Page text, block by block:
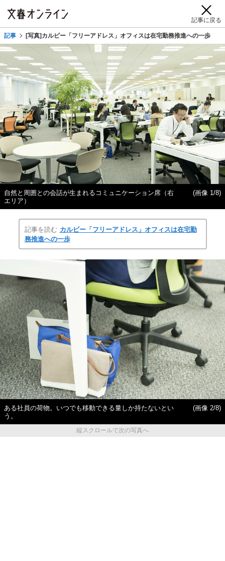
記事に戻る
記事 [写真]カルビー「フリーアドレス」オフィスは在宅勤務推進への一歩
自然と周囲との会話が生まれるコミュニケーション席（右
エリア）
(画像 1/8)
記事を読む カルビー「フリーアドレス」オフィスは在宅勤
務推進への一歩
ある社員の荷物。いつでも移動できる量しか持たないとい
う。
(画像 2/8)
縦スクロールで次の写真へ